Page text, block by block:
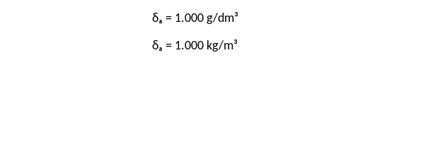
δₐ = 1.000 g/dm³
δₐ = 1.000 kg/m³